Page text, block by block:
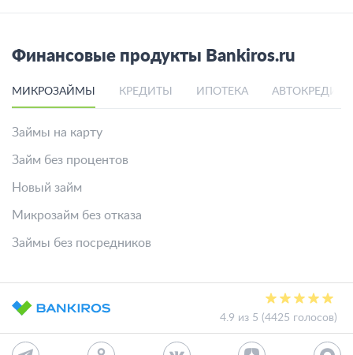
Финансовые продукты Bankiros.ru
МИКРОЗАЙМЫ КРЕДИТЫ ИПОТЕКА
Займы на карту
Займ без процентов
Новый займ
Микрозайм без отказа
Займы без посредников
4.9 из 5 (4425 голосов)